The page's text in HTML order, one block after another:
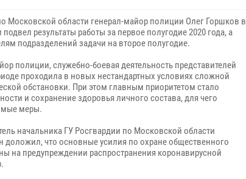
Московской области генерал-майор полиции Олег Горшков в
результаты работы за первое полугодие 2020 года, а
подразделений задачи на второе полугодие.
полиции, служебно-боевая деятельность представителей
проходила в новых нестандартных условиях сложной
обстановки. При этом главным приоритетом стало
и сохранение здоровья личного состава, для чего
меры.
начальника ГУ Росгвардии по Московской области
доложил, что основные усилия по охране общественного
на предупреждении распространения коронавирусной